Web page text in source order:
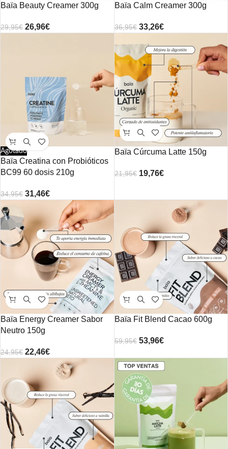
Baïa Beauty Creamer 300g
29,95€ 26,96€
Baïa Calm Creamer 300g
36,95€ 33,26€
Agotado
Baïa Creatina con Probióticos
BC99 60 dosis 210g
34,95€ 31,46€
Baïa Cúrcuma Latte 150g
21,95€ 19,76€
Baïa Energy Creamer Sabor
Neutro 150g
24,95€ 22,46€
Baïa Fit Blend Cacao 600g
59,95€ 53,96€